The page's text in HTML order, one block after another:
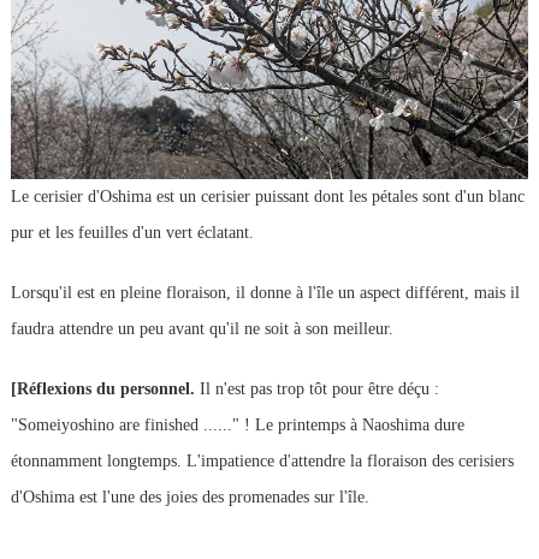
Le cerisier d'Oshima est un cerisier puissant dont les pétales sont d'un blanc
pur et les feuilles d'un vert éclatant.
Lorsqu'il est en pleine floraison, il donne à l'île un aspect différent, mais il
faudra attendre un peu avant qu'il ne soit à son meilleur.
[Réflexions du personnel. Il n'est pas trop tôt pour être déçu :
"Someiyoshino are finished ......" ! Le printemps à Naoshima dure
étonnamment longtemps. L'impatience d'attendre la floraison des cerisiers
d'Oshima est l'une des joies des promenades sur l'île.